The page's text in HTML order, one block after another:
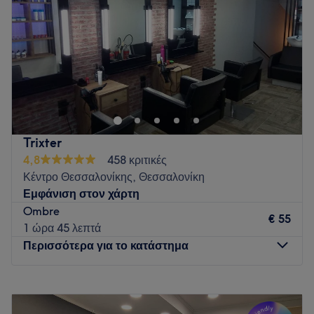
Σάββατο
08:00
Κυριακή
Στο Mirror Hair Art η ομορφιά συναντά την τέχνη και κάθε
καθρέφτης γίνεται σημείο έμπνευσης. Στον ζεστό και
προσεγμένο χώρο μας, ο καθένας μπορεί να χαλαρώσει και
να απολαύσει τις υπηρεσίες μας. Η φιλοσοφία μας βασίζεται
στην εξατομίκευση, καθώς πιστεύουμε ότι κάθε πρόσωπο
είναι μοναδικό και κάθε υπηρεσία πρέπει να αναδεικνύει την
καλύτερη εκδοχή του. Γι΄αυτό αφιερώνουμε χρόνο να
ακούσουμε τις ανάγκες σας και να σας προτείνουμε λύσεις
που συνδυάζουν τεχνική, αισθητική και ποιότητα.
Trixter
4,8
458 κριτικές
Κέντρο Θεσσαλονίκης, Θεσσαλονίκη
Εμφάνιση στον χάρτη
Ombre
1 ώρα 45 λεπτά
€ 55
Περισσότερα για το κατάστημα
10:00
20:00